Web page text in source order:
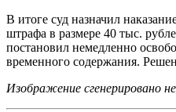
В итоге суд назначил
штрафа в размере 40 тыс.
постановил немедленно
временного содержания.
Изображение сгенерировано